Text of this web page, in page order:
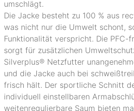
umschlägt.
Die Jacke besteht zu 100 % aus
was nicht nur die Umwelt schont,
Funktionalität verspricht. Die PFC-
sorgt für zusätzlichen
Silverplus® Netzfutter
und die Jacke auch bei
frisch hält. Der sportliche Schnitt
individuell einstellbaren
weitenregulierbare Saum bieten